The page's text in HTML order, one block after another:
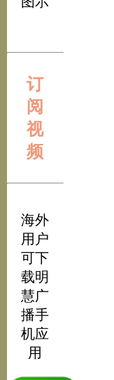
订
阅
视
频
海外
用户
可下
载明
慧广
播手
机应
用